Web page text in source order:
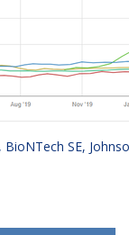
SE,